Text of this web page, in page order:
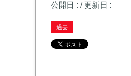
公開日 : / 更新日 :
過去